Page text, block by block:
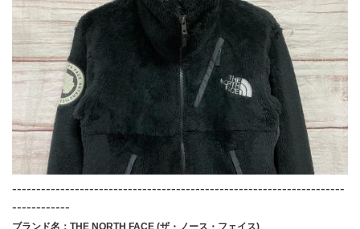
---------------------------------------------------------------------
------------
ブランド名：THE NORTH FACE (ザ・ノース・フェイス)